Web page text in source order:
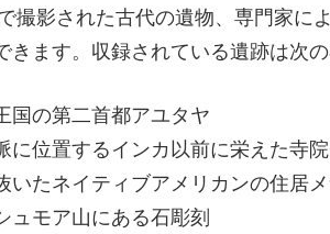
撮影された古代の遺物、専門家に
ます。収録されている遺跡は次の
国の第二首都アユタヤ
に位置するインカ以前に栄えた寺
いたネイティブアメリカンの住居
ュモア山にある石彫刻